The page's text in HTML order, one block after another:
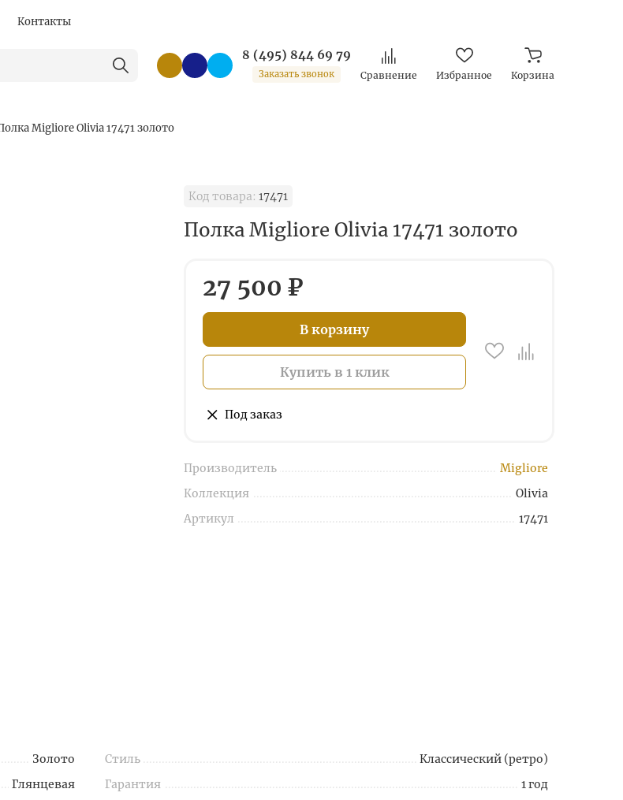
Контакты
8 (495) 844 69 79
Заказать звонок Сравнение Избранное Корзина
Migliore Olivia 17471 золото
Код товара: 17471
Полка Migliore Olivia 17471 золото
27 500 ₽
В корзину
Купить в 1 клик
Под заказ
Производитель
Migliore
Коллекция
Olivia
Артикул
17471
Золото
Глянцевая
Стиль
Классический (ретро)
Гарантия
1 год